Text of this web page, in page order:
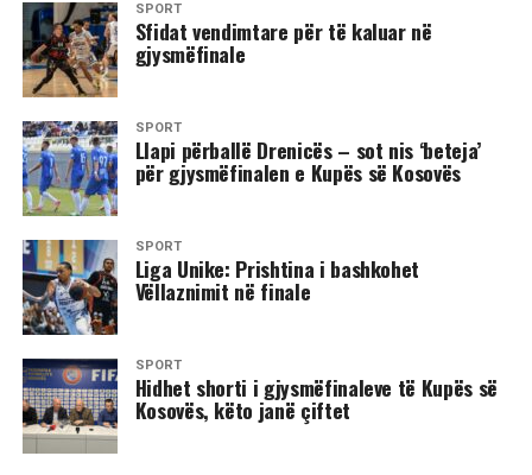
SPORT
Sfidat vendimtare për të kaluar në
gjysmëfinale
SPORT
Llapi përballë Drenicës – sot nis ‘beteja’
për gjysmëfinalen e Kupës së Kosovës
SPORT
Liga Unike: Prishtina i bashkohet
Vëllaznimit në finale
SPORT
Hidhet shorti i gjysmëfinaleve të Kupës së
Kosovës, këto janë çiftet